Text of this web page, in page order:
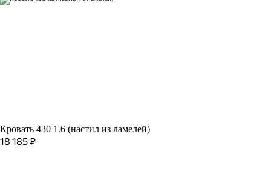
Кровать 430 1.6 (настил из ламелей)
18 185₽